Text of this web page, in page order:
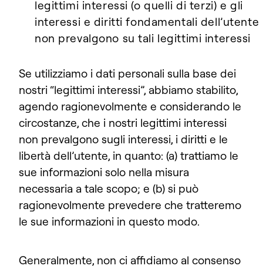
legittimi interessi (o quelli di terzi) e gli
interessi e diritti fondamentali dell’utente
non prevalgono su tali legittimi interessi
Se utilizziamo i dati personali sulla base dei
nostri “legittimi interessi”, abbiamo stabilito,
agendo ragionevolmente e considerando le
circostanze, che i nostri legittimi interessi
non prevalgono sugli interessi, i diritti e le
libertà dell’utente, in quanto: (a) trattiamo le
sue informazioni solo nella misura
necessaria a tale scopo; e (b) si può
ragionevolmente prevedere che tratteremo
le sue informazioni in questo modo.
Generalmente, non ci affidiamo al consenso